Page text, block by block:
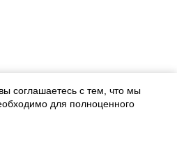
ЭСТЕТ
соглашаетесь с тем, что мы
для полноценного